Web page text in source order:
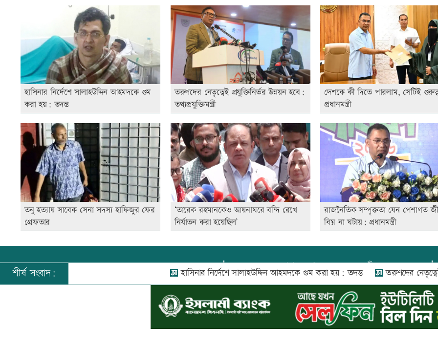
হাসিনার নির্দেশে সালাহউদ্দিন আহমদকে গুম
করা হয়: তদন্ত
তরুণদের নেতৃত্বেই প্রযুক্তিনির্ভর উন্নয়ন হবে:
তথ্যপ্রযুক্তিমন্ত্রী
দেশকে কী দিতে পারলাম, সেটিই
প্রধানমন্ত্রী
তনু হত্যায় সাবেক সেনা সদস্য হাফিজুর ফের
গ্রেফতার
‘তারেক রহমানকেও আয়নাঘরে বন্দি রেখে
নির্যাতন করা হয়েছিল’
রাজনৈতিক সম্পৃক্ততা যেন পেশাগত
বিঘ্ন না ঘটায়: প্রধানমন্ত্রী
প্রধান সম্পাদক:আফজাল বারী
প্রোমিতা আফরিন কর্তৃক সম্পাদিত ও প্রকাশিত
সি-৫০১, ৬ষ্ঠতলা, আল রাজী কমপ্লেক্স, ১৬৬-১৬৭
শহীদ সৈয়দ নজরুল ইসলাম সরণি, পুরানা পল্টন, ঢাকা-১০০০
শীর্ষ সংবাদ: হাসিনার নির্দেশে সালাহউদ্দিন আহমদকে গুম করা হয়: তদন্ত তরুণদের নেতৃত্বেই